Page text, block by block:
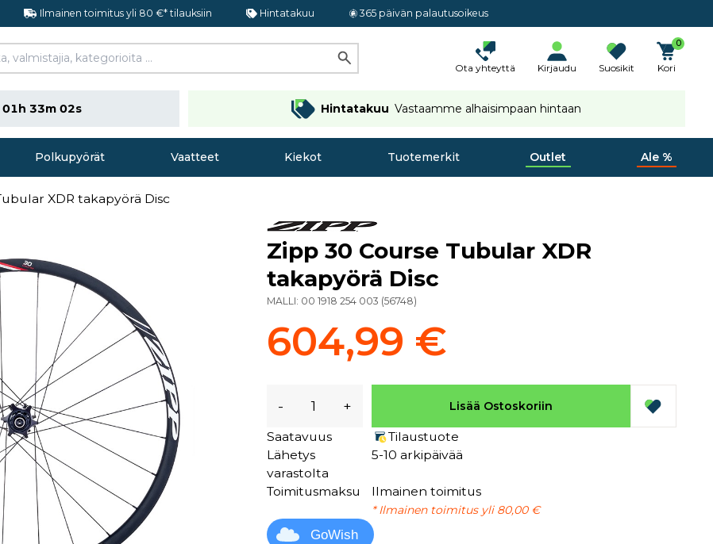
Ilmainen toimitus yli 80 €* tilauksiin Hintatakuu 365 päivän palautusoikeus
Ota yhteyttä Kirjaudu Suosikit
0
Kori
01h 33m 02s Hintatakuu Vastaamme alhaisimpaan hintaan
Polkupyörät Vaatteet Kiekot Tuotemerkit Outlet Ale %
XDR takapyörä Disc
Zipp 30 Course Tubular XDR
takapyörä Disc
MALLI: 00 1918 254 003 (56748)
604,99 €
- + Lisää Ostoskoriin
Saatavuus
Tilaustuote
Lähetys
varastolta
5-10 arkipäivää
Toimitusmaksu Ilmainen toimitus
* Ilmainen toimitus yli 80,00 €
GoWish